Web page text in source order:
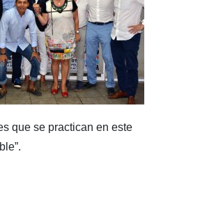
que se practican en este